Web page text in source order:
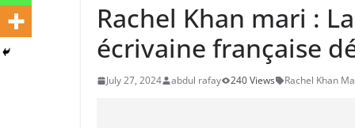
Rachel Khan mari :
écrivaine française
July 27, 2024 abdul rafay 240 Views Rachel Khan